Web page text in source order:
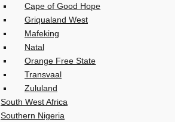
Cape of Good Hope
Griqualand West
Mafeking
Natal
Orange Free State
Transvaal
Zululand
South West Africa
Southern Nigeria